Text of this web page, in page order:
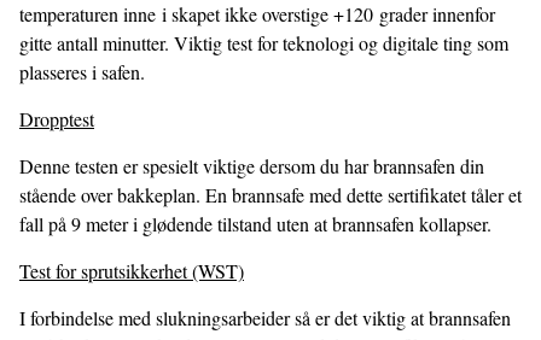
temperaturen inne i skapet ikke overstige +120 grader innenfor
gitte antall minutter. Viktig test for teknologi og digitale ting som
plasseres i safen.
Dropptest
Denne testen er spesielt viktige dersom du har brannsafen din
stående over bakkeplan. En brannsafe med dette sertifikatet tåler et
fall på 9 meter i glødende tilstand uten at brannsafen kollapser.
Test for sprutsikkerhet (WST)
I forbindelse med slukningsarbeider så er det viktig at brannsafen